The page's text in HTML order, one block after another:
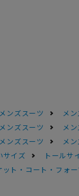
メンズスーツ
メ
メンズスーツ
メ
メンズスーツ
メ
サイズ
トールサ
ット・コート・フォ